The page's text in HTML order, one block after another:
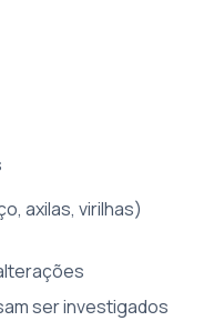
axilas, virilhas)
ser investigados